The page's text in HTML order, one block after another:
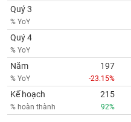
Quý 3
% YoY
Quý 4
% YoY
Năm
% YoY
197
-23.15%
Kế hoạch
% hoàn thành
215
92%